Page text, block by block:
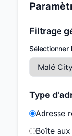
Filtrage
Sélectionner
Type
Adresse
Boîte